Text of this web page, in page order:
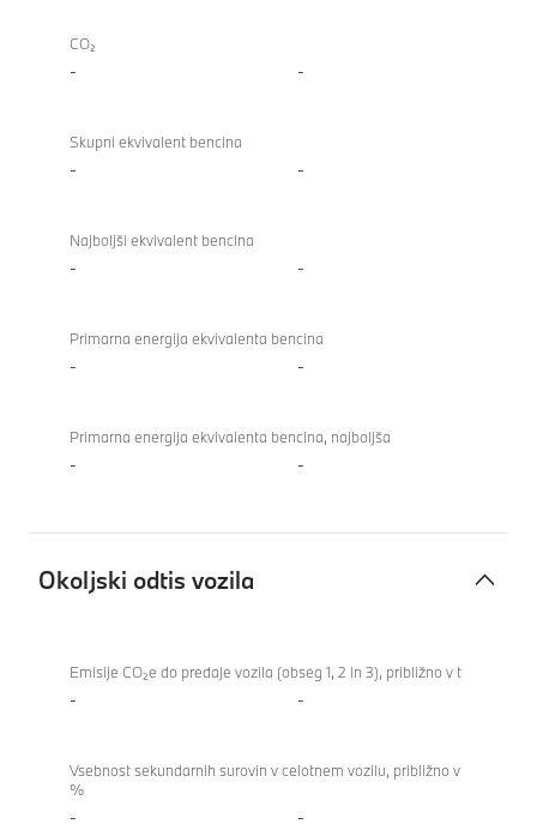
CO₂
- -
Skupni ekvivalent bencina
- -
Najboljši ekvivalent bencina
- -
Primarna energija ekvivalenta bencina
- -
Primarna energija ekvivalenta bencina, najboljša
- -
Okoljski odtis vozila
odtis
vozila
Emisije CO₂e do predaje vozila (obseg 1, 2 in 3), približno v t
- -
Vsebnost sekundarnih surovin v celotnem vozilu, približno v
%
- -